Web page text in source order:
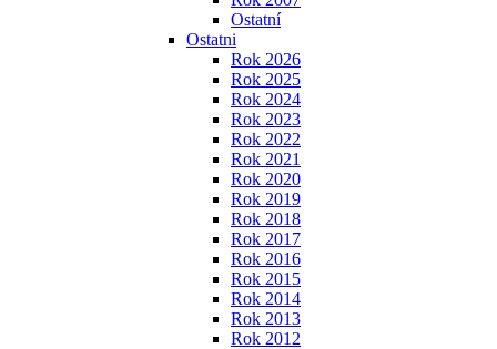
Ostatní
Ostatni
Rok 2026
Rok 2025
Rok 2024
Rok 2023
Rok 2022
Rok 2021
Rok 2020
Rok 2019
Rok 2018
Rok 2017
Rok 2016
Rok 2015
Rok 2014
Rok 2013
Rok 2012